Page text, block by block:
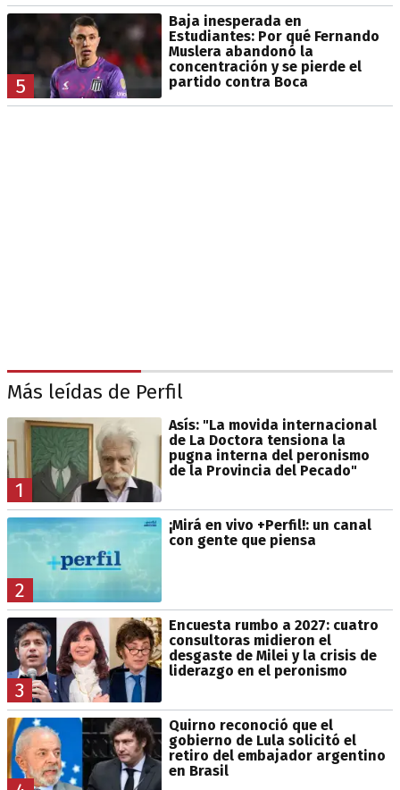
5
Baja inesperada en
Estudiantes: Por qué Fernando
Muslera abandonó la
concentración y se pierde el
partido contra Boca
Más leídas de Perfil
1
Asís: "La movida internacional
de La Doctora tensiona la
pugna interna del peronismo
de la Provincia del Pecado"
2
¡Mirá en vivo +Perfil!: un canal
con gente que piensa
3
Encuesta rumbo a 2027: cuatro
consultoras midieron el
desgaste de Milei y la crisis de
liderazgo en el peronismo
Quirno reconoció que el
gobierno de Lula solicitó el
retiro del embajador argentino
en Brasil